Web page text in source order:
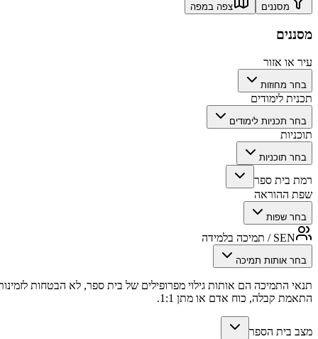
מסננים צפה במפה
מסננים
עיר או אזור
בחר מחוזות
תכנית לימודים
בחר תכניות לימודים
תוכניות
בחר תוכניות
רמת בית ספר
שפת ההוראה
בחר שפות
SEN / תמיכה בלמידה
בחר אותות תמיכה
תנאי התמיכה הם אותות גילוי מפרופילים של בית ספר, לא הבטחות לזמינות,
התאמת קבלה, כוח אדם או מתן 1:1.
מצב בית הספר